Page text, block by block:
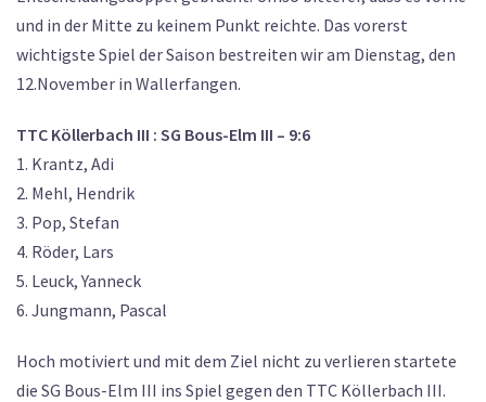
und in der Mitte zu keinem Punkt reichte. Das vorerst
wichtigste Spiel der Saison bestreiten wir am Dienstag, den
12.November in Wallerfangen.
TTC Köllerbach III : SG Bous-Elm III – 9:6
1. Krantz, Adi
2. Mehl, Hendrik
3. Pop, Stefan
4. Röder, Lars
5. Leuck, Yanneck
6. Jungmann, Pascal
Hoch motiviert und mit dem Ziel nicht zu verlieren startete
die SG Bous-Elm III ins Spiel gegen den TTC Köllerbach III.